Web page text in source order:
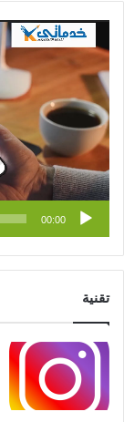
س
ب
و
ك
مشغل
الفيديو
00:00
تقنية